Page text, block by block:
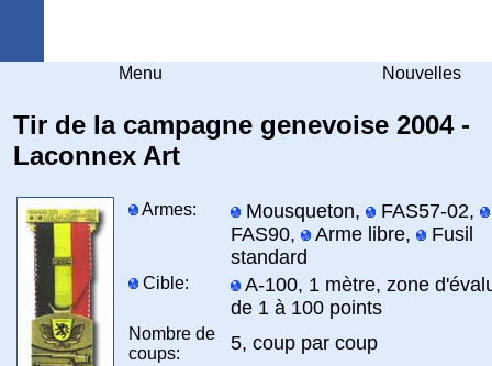
Menu Nouvelles
Tir de la campagne genevoise 2004 -
Laconnex Art
Armes: Mousqueton,
FAS57-02,
FAS90,
Arme libre,
Fusil
standard
Cible:
A-100, 1 mètre, zone
de 1 à 100 points
Nombre de
coups:
5, coup par coup